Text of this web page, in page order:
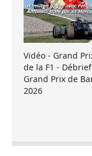
Vidéo - Grand
de la F1 -
Grand Prix de
2026